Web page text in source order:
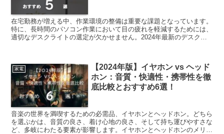
在宅勤務が増える中、作業環境の整備は重要な課題となっています。
特に、長時間のパソコン作業において目の疲れを軽減するためには、
適切なデスクライトの選定が欠かせません。2024年最新のデスクラ
家電
【2024年版】イヤホン vs ヘッド
ホン：音質・快適性・携帯性を徹
底比較とおすすめ6選！
音楽の世界を満喫するための必需品、イヤホンとヘッドホン。どちら
を選ぶかは、音質の良さ、着け心地の良さ、そして持ち運びやすさな
ど、多岐にわたる要素が影響します。イヤホンとヘッドホンのメリッ